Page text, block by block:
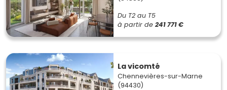
Du T2 au T5
à partir de 241 771 €
La vicomté
Chennevières-sur-Marne
(94430)